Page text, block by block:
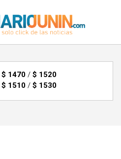
$ 1470/ $ 1520
$ 1510/ $ 1530